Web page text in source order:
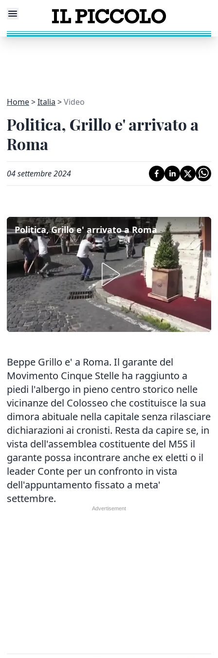
Home Italia Video
Politica, Grillo e' arrivato a
Roma
04 settembre 2024
Politica, Grillo e' arrivato a Roma
Beppe Grillo e' a Roma. Il garante del
Movimento Cinque Stelle ha raggiunto a
piedi l'albergo in pieno centro storico nelle
vicinanze del Colosseo che costituisce la sua
dimora abituale nella capitale senza rilasciare
dichiarazioni ai cronisti. Resta da capire se, in
vista dell'assemblea costituente del M5S il
garante possa incontrare anche ex eletti o il
leader Conte per un confronto in vista
dell'appuntamento fissato a meta'
settembre.